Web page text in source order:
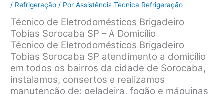
/ Refrigeração / PorAssistência Técnica Refrigeração
Técnico de Eletrodomésticos Brigadeiro
Tobias Sorocaba SP – A Domicílio
Técnico de Eletrodomésticos Brigadeiro
Tobias Sorocaba SP atendimento a domicílio
em todos os bairros da cidade de Sorocaba,
instalamos, consertos e realizamos
manutenção de: geladeira, fogão e máquinas